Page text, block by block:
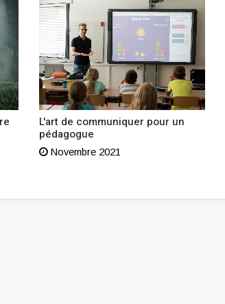
L'art de communiquer pour un
pédagogue
Novembre 2021